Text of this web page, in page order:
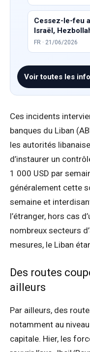
Cessez-le-feu
Israël,
FR · 21/06/2026
Voir toutes les
Ces incidents
banques du Liban
les autorités
d’instaurer un
1 000 USD par
généralement cette
semaine et
l’étranger, hors cas
nombreux secteurs
mesures, le Liban
Des routes
ailleurs
Par ailleurs, des
notamment au
capitale. Hier, les